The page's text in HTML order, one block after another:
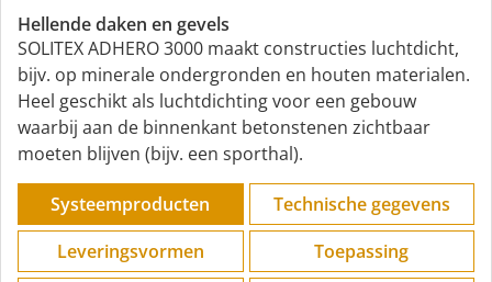
Hellende daken en gevels
SOLITEX ADHERO 3000 maakt constructies luchtdicht,
bijv. op minerale ondergronden en houten materialen.
Heel geschikt als luchtdichting voor een gebouw
waarbij aan de binnenkant betonstenen zichtbaar
moeten blijven (bijv. een sporthal).
Systeemproducten
Technische gegevens
Leveringsvormen
Toepassing